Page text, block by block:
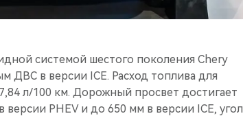
системой шестого поколения Chery
ДВС в версии ICE. Расход топлива для
л/100 км. Дорожный просвет достигает
PHEV и до 650 мм в версии ICE, угол